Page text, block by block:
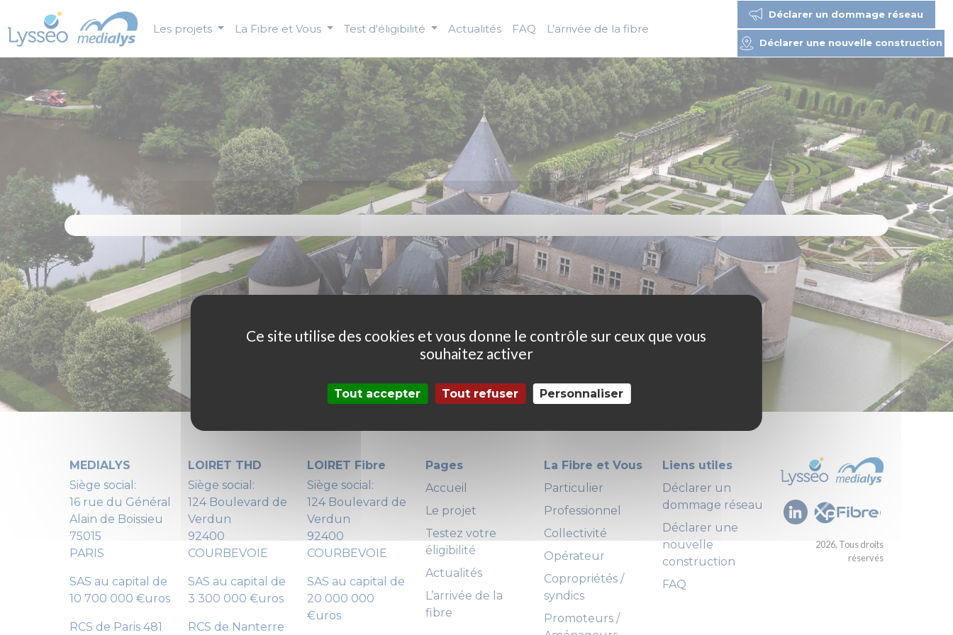
Les projets La Fibre et Vous Test d'éligibilité Actualités FAQ L’arrivée de la fibre
Déclarer un dommage réseau
Déclarer une nouvelle construction
MEDIALYS
Siège social:
16 rue du Général
Alain de Boissieu
75015
PARIS
SAS au capital de
10 700 000 €uros
RCS de Paris 481
LOIRET THD
Siège social:
124 Boulevard de
Verdun
92400
COURBEVOIE
SAS au capital de
3 300 000 €uros
RCS de Nanterre
LOIRET Fibre
Siège social:
124 Boulevard de
Verdun
92400
COURBEVOIE
SAS au capital de
20 000 000
€uros
Pages
Accueil
Le projet
Testez votre
éligibilité
Actualités
L’arrivée de la
fibre
La Fibre et Vous
Particulier
Professionnel
Collectivité
Opérateur
Copropriétés /
syndics
Promoteurs /
Liens utiles
Déclarer un
dommage réseau
Déclarer une
nouvelle
construction
FAQ
2026, Tous droits
réservés
Panneau de gestion des cookies
Ce site utilise des cookies et vous donne le contrôle sur ceux que vous
souhaitez activer
Tout accepter Tout refuser Personnaliser